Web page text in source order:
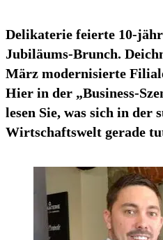
Delikaterie feierte 10-
Jubiläums-Brunch.
März modernisierte
Hier in der „Business-
lesen Sie, was sich in der
Wirtschaftswelt gerade